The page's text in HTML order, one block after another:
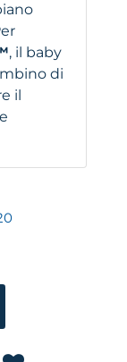
, il baby
di
il